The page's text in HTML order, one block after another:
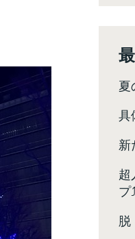
夏
具
新
超
プ
脱